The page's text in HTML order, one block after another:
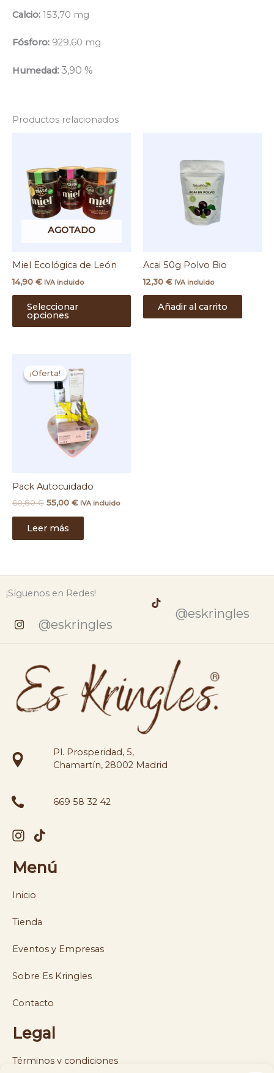
Calcio: 153,70 mg
Fósforo: 929,60 mg
Humedad: 3,90 %
Productos relacionados
AGOTADO
Miel Ecológica de León
14,90 € IVA incluido
Seleccionar
opciones
página
producto
Acai 50g Polvo Bio
12,30 € IVA incluido
Añadir al carrito
¡Oferta!
¡Oferta!
Pack Autocuidado
60,80€
precio
original
era:
60,80 €.
55,00 €
precio
actual
es:
55,00 €.
IVA incluido
Leer más
¡Síguenos en Redes!
@eskringles
@eskringles
Pl. Prosperidad, 5,
Chamartín, 28002 Madrid
669 58 32 42
Menú
Inicio
Tienda
Eventos y Empresas
Sobre Es Kringles
Contacto
Legal
Términos y condiciones